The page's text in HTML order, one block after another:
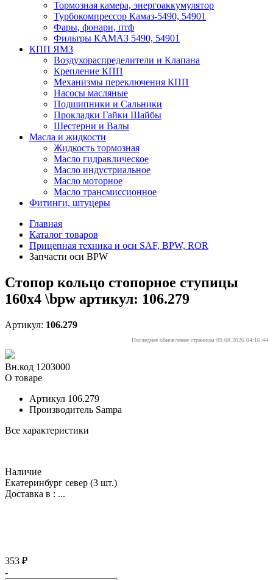
Тормозная камера, энергоаккумулятор
Турбокомпрессор Камаз-5490, 54901
Фары, фонари, птф
Фильтры КАМАЗ 5490, 54901
КПП ЯМЗ
Воздухораспределители и Клапана
Крепление КПП
Механизмы переключения КПП
Насосы масляные
Подшипники и Сальники
Прокладки Гайки Шайбы
Шестерни и Валы
Масла и жидкости
Жидкость тормозная
Масло гидравлическое
Масло индустриальное
Масло моторное
Масло трансмиссионное
Фитинги, штуцеры
Главная
Каталог товаров
Прицепная техника и оси SAF, BPW, ROR
Запчасти оси BPW
Стопор кольцо стопорное ступицы
160x4 \bpw артикул: 106.279
Артикул: 106.279
Последнее обновление страницы 09.08.2026 04:16:44
Вн.код 1203000
О товаре
Артикул 106.279
Производитель Sampa
Все характеристики
Наличие
Екатеринбург север (3 шт.)
Доставка в : ...
353 ₽
-